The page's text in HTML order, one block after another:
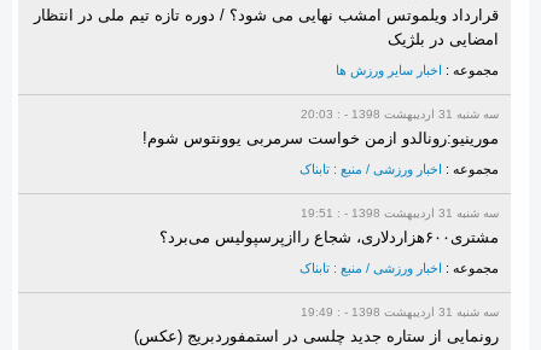
قرارداد ویلموتس امشب نهایی می شود؟ / دوره تازه تیم ملی در انتظار
امضایی در بلژیک
مجموعه : اخبار سایر ورزش ها
سه شنبه 31 ارديبهشت 1398 - : 20:03
مورینیو:رونالدو ازمن خواست سرمربی یوونتوس شوم!
مجموعه : اخبار ورزشی / منبع : تابناک
سه شنبه 31 ارديبهشت 1398 - : 19:51
مشتری۶۰۰هزاردلاری، شجاع راازپرسپولیس می‌برد؟
مجموعه : اخبار ورزشی / منبع : تابناک
سه شنبه 31 ارديبهشت 1398 - : 19:49
رونمایی از ستاره جدید چلسی در استمفوردبریج (عکس)